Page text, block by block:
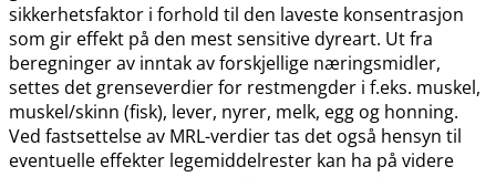
sikkerhetsfaktor i forhold til den laveste konsentrasjon
som gir effekt på den mest sensitive dyreart. Ut fra
beregninger av inntak av forskjellige næringsmidler,
settes det grenseverdier for restmengder i f.eks. muskel,
muskel​/​skinn (fisk), lever, nyrer, melk, egg og honning.
Ved fastsettelse av MRL-verdier tas det også hensyn til
eventuelle effekter legemiddelrester kan ha på videre